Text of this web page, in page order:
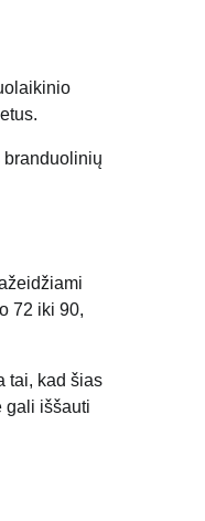
branduolinių
72 iki 90,
tai, kad šias
gali iššauti